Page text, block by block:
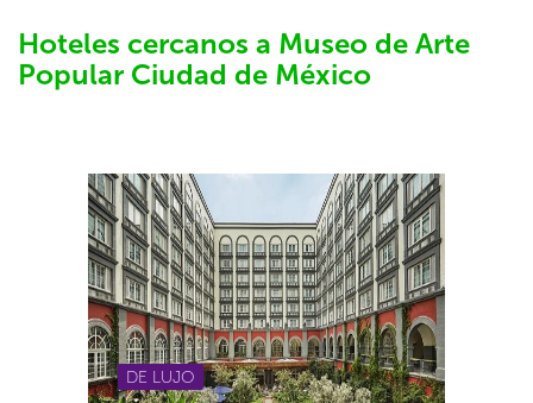
Hoteles cercanos a Museo de Arte
Popular Ciudad de México
DE LUJO